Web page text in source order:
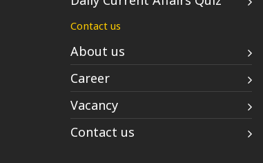
Contact us
About us
Career
Vacancy
Contact us